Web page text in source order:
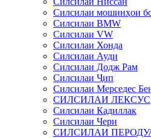
Силсилаи мошинҳои
Силсилаи BMW
Силсилаи VW
Силсилаи Хонда
Силсилаи Ауди
Силсилаи Додж Рам
Силсилаи Ҷип
Силсилаи Мерседес
СИЛСИЛАИ ЛЕКСУС
Силсилаи Кадиллак
Силсилаи Чери
СИЛСИЛАИ